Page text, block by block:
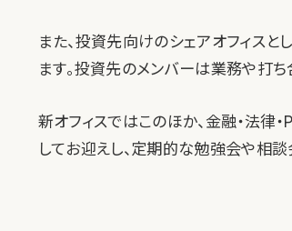
また、投資先向けのシェアオフィスと
ます。投資先のメンバーは業務や打
新オフィスではこのほか、金融・法律
してお迎えし、定期的な勉強会や相